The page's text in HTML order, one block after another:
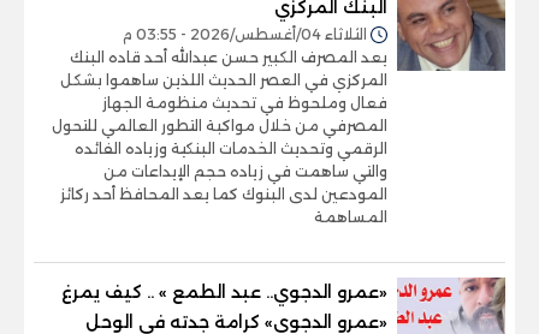
البنك المركزي
الثلاثاء 04/أغسطس/2026 - 03:55 م
يعد المصرف الكبير حسن عبدالله أحد قاده البنك
المركزي في العصر الحديث اللذين ساهموا بشكل
فعال وملحوظ في تحديث منظومة الجهاز
المصرفي من خلال مواكبة التطور العالمي للتحول
الرقمي وتحديث الخدمات البنكية وزياده الفائده
والتي ساهمت في زياده حجم الإيداعات من
المودعين لدى البنوك كما يعد المحافظ أحد ركائز
المساهمة
«عمرو الدجوي.. عبد الطمع » .. كيف يمرغ
«عمرو الدجوي» كرامة جدته في الوحل